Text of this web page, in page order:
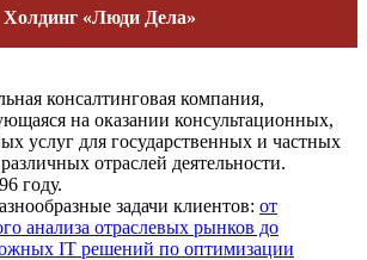
Холдинг «Люди Дела»
консалтинговая компания,
на оказании консультационных,
услуг для государственных и частных
отраслей деятельности.
году.
задачи клиентов: от
анализа отраслевых рынков до
IT решений по оптимизации